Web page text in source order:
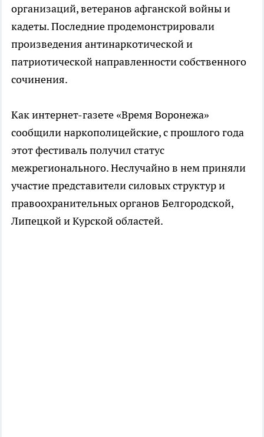
организаций, ветеранов афганской войны и
кадеты. Последние продемонстрировали
произведения антинаркотической и
патриотической направленности собственного
сочинения.
Как интернет-газете «Время Воронежа»
сообщили наркополицейские, с прошлого года
этот фестиваль получил статус
межрегионального. Неслучайно в нем приняли
участие представители силовых структур и
правоохранительных органов Белгородской,
Липецкой и Курской областей.